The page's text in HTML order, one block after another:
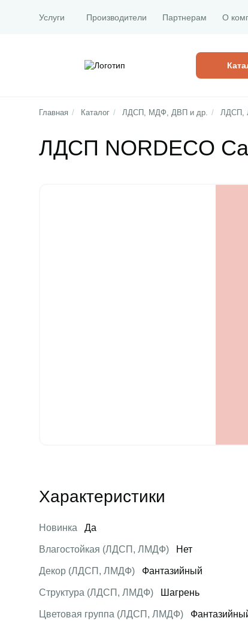
Услуги Производители Партнерам О
Главная / Каталог / ЛДСП, МДФ, ДВП и др. / ЛДСП,
ЛДСП NORDECO
Характеристики
Новинка Да
Влагостойкая (ЛДСП, ЛМДФ) Нет
Декор (ЛДСП, ЛМДФ) Фантазийный
Структура (ЛДСП, ЛМДФ) Шагрень
Цветовая группа (ЛДСП, ЛМДФ)